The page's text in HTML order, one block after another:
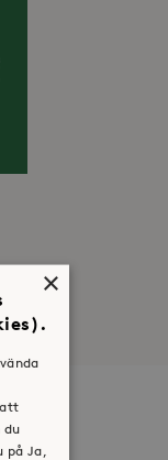
×
du
Ja,